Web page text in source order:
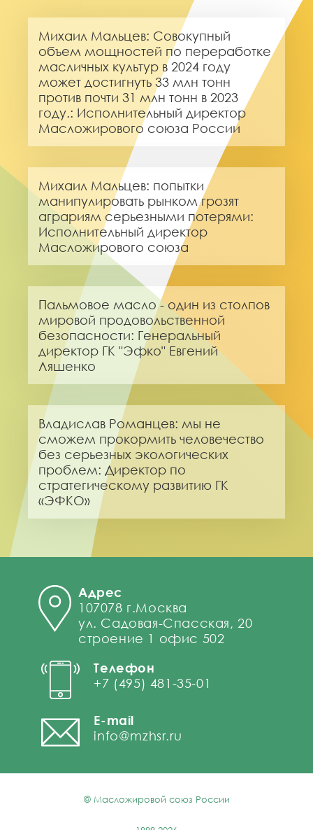
Михаил Мальцев: Совокупный
объем мощностей по переработке
масличных культур в 2024 году
может достигнуть 33 млн тонн
против почти 31 млн тонн в 2023
году.: Исполнительный директор
Масложирового союза России
Михаил Мальцев: попытки
манипулировать рынком грозят
аграриям серьезными потерями:
Исполнительный директор
Масложирового союза
Пальмовое масло - один из столпов
мировой продовольственной
безопасности: Генеральный
директор ГК "Эфко" Евгений
Ляшенко
Владислав Романцев: мы не
сможем прокормить человечество
без серьезных экологических
проблем: Директор по
стратегическому развитию ГК
«ЭФКО»
Адрес
107078 г.Москва
ул. Садовая-Спасская, 20
строение 1 офис 502
Телефон
+7 (495) 481-35-01
E-mail
info@mzhsr.ru
© Масложировой союз России